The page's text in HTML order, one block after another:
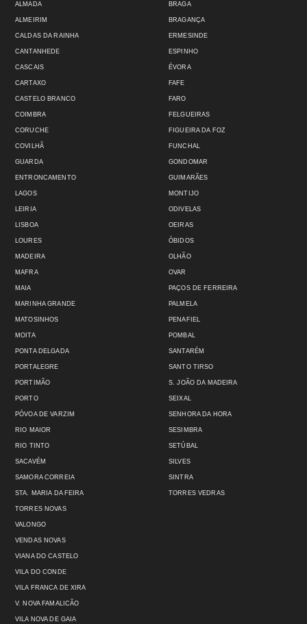
ALMADA
ALMEIRIM
BRAGA
BRAGANÇA
CALDAS DA RAINHA
CANTANHEDE
CASCAIS
CARTAXO
CASTELO BRANCO
COIMBRA
CORUCHE
COVILHÃ
GUARDA
ENTRONCAMENTO
ERMESINDE
ESPINHO
ÉVORA
FAFE
FARO
FELGUEIRAS
FIGUEIRA DA FOZ
FUNCHAL
GONDOMAR
GUIMARÃES
LAGOS
LEIRIA
LISBOA
LOURES
MADEIRA
MAFRA
MAIA
MARINHA GRANDE
MATOSINHOS
MOITA
MONTIJO
ODIVELAS
OEIRAS
ÓBIDOS
OLHÃO
OVAR
PAÇOS DE FERREIRA
PALMELA
PENAFIEL
POMBAL
PONTA DELGADA
PORTALEGRE
PORTIMÃO
PORTO
PÓVOA DE VARZIM
RIO MAIOR
RIO TINTO
SACAVÉM
SAMORA CORREIA
STA. MARIA DA FEIRA
SANTARÉM
SANTO TIRSO
S. JOÃO DA MADEIRA
SEIXAL
SENHORA DA HORA
SESIMBRA
SETÚBAL
SILVES
SINTRA
TORRES VEDRAS
TORRES NOVAS
VALONGO
VENDAS NOVAS
VIANA DO CASTELO
VILA DO CONDE
VILA FRANCA DE XIRA
V. NOVA FAMALICÃO
VILA NOVA DE GAIA